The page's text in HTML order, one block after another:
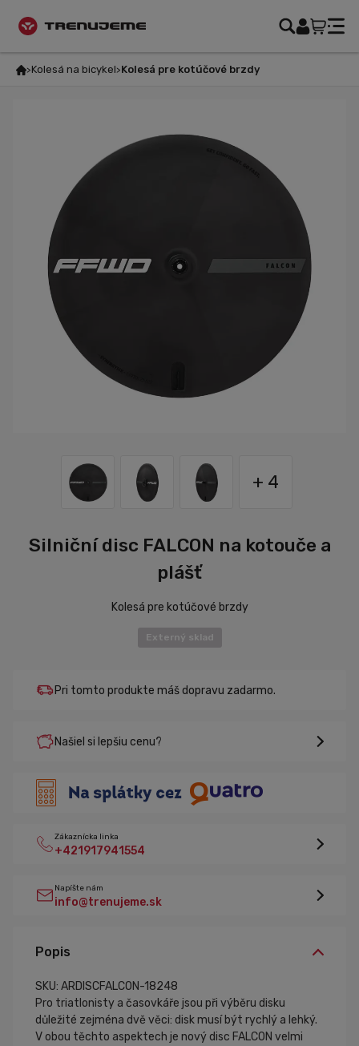
Kolesá na bicykel Kolesá pre kotúčové brzdy
+ 4
Silniční disc FALCON na kotouče a
plášť
Kolesá pre kotúčové brzdy
Externý sklad
Pri tomto produkte máš dopravu zadarmo.
Našiel si lepšiu cenu?
Zákaznícka linka
+421917941554
Napíšte nám
info@trenujeme.sk
Popis
SKU: ARDISCFALCON-18248
Pro triatlonisty a časovkáře jsou při výběru disku
důležité zejména dvě věci: disk musí být rychlý a lehký.
V obou těchto aspektech je nový disc FALCON velmi